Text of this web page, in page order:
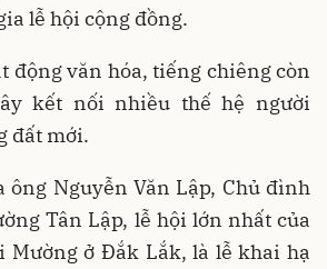
lễ hội cộng đồng.
động văn hóa, tiếng chiêng còn
kết nối nhiều thế hệ người
đất mới.
ông Nguyễn Văn Lập, Chủ đình
Tân Lập, lễ hội lớn nhất của
Mường ở Đắk Lắk, là lễ khai hạ